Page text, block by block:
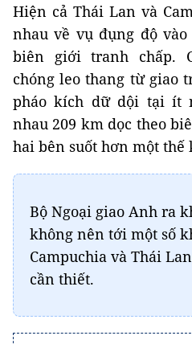
Hiện cả Thái Lan và
nhau về vụ đụng độ
biên giới tranh chấp.
chóng leo thang từ giao
pháo kích dữ dội tại ít
nhau 209 km dọc theo
hai bên suốt hơn một thế
Bộ Ngoại giao Anh ra
không nên tới một số
Campuchia và Thái
cần thiết.